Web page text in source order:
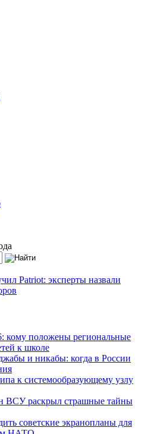
Patriot: эксперты назвали
кому положены региональные
к школе
и никабы: когда в России
к системообразующему узлу
ВСУ раскрыл страшные тайны
советские экранопланы для